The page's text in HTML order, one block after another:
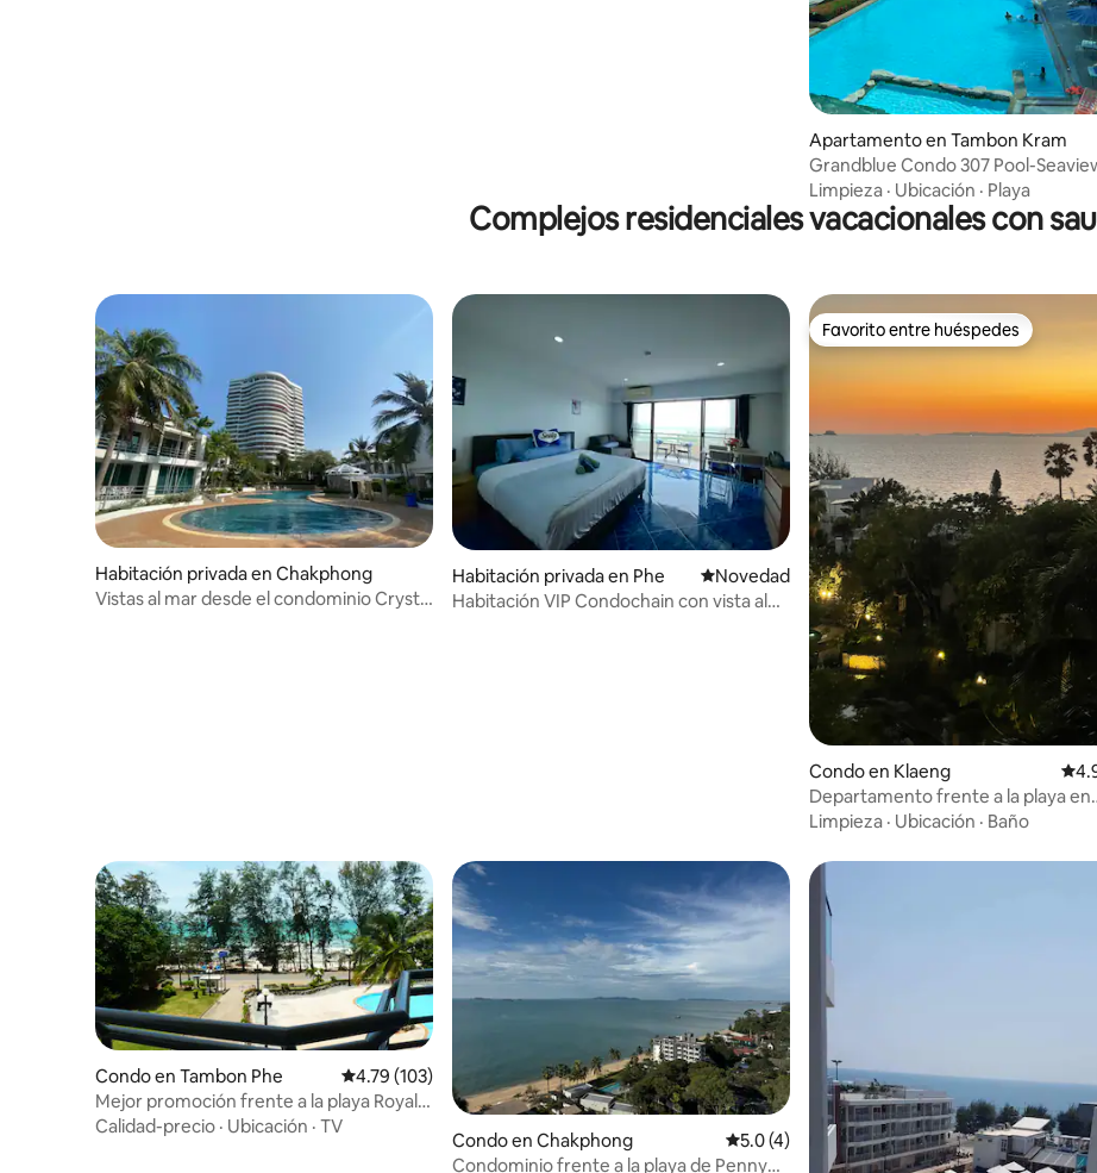
Apartamento en Tambon Kram
Grandblue Condo 307 Pool-
Phim Rayong
Limpieza · Ubicación · Playa
Complejos residenciales vacacionales con
Habitación privada en Chakphong
Vistas al mar desde el condominio Crystal
Habitación privada en Phe Lugar para hospedarse
Novedad
Habitación VIP Condochain con vista al
Favorito entre huéspedes
Favorito entre huéspedes
Condo en Klaeng
Departamento frente a la playa en
Klaeng, Rayong
Limpieza · Ubicación · Baño
Condo en Tambon Phe Calificación promedio: 4.79 de 5, 103 reseñas
4.79 (103)
Mejor promoción frente a la playa Royal
Rayong Apr/May
Calidad-precio · Ubicación · TV
Condo en Chakphong Calificación promedio: 5.0 de 5, 4 reseñas
5.0 (4)
Condominio frente a la playa de Penny